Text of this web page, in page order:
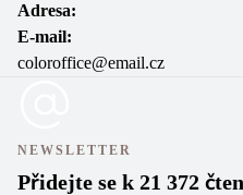
Adresa:
E-mail:
coloroffice@email.cz
NEWSLETTER
Přidejte se k 21 372